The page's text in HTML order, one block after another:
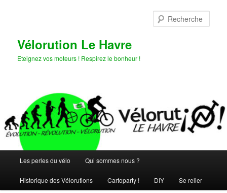
Vélorution Le Havre
Eteignez vos moteurs ! Respirez le bonheur !
principal
Les perles du vélo Qui sommes nous ?
Historique des Vélorutions Cartoparty ! DIY Se relier